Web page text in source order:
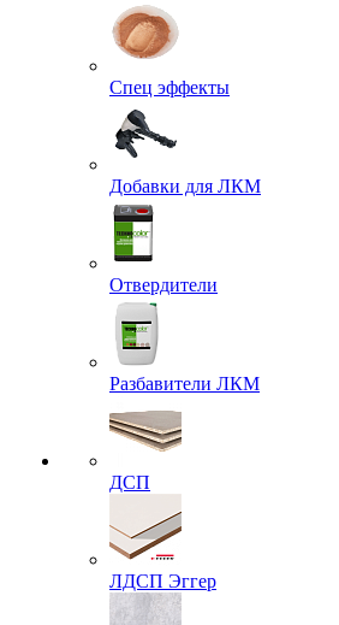
Спец эффекты
Добавки для ЛКМ
Отвердители
Разбавители ЛКМ
ДСП
ЛДСП Эггер